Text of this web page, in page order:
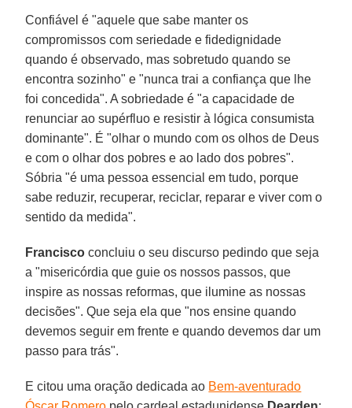
Confiável é "aquele que sabe manter os
compromissos com seriedade e fidedignidade
quando é observado, mas sobretudo quando se
encontra sozinho" e "nunca trai a confiança que lhe
foi concedida". A sobriedade é "a capacidade de
renunciar ao supérfluo e resistir à lógica consumista
dominante". É "olhar o mundo com os olhos de Deus
e com o olhar dos pobres e ao lado dos pobres".
Sóbria "é uma pessoa essencial em tudo, porque
sabe reduzir, recuperar, reciclar, reparar e viver com o
sentido da medida".
Francisco concluiu o seu discurso pedindo que seja
a "misericórdia que guie os nossos passos, que
inspire as nossas reformas, que ilumine as nossas
decisões". Que seja ela que "nos ensine quando
devemos seguir em frente e quando devemos dar um
passo para trás".
E citou uma oração dedicada ao Bem-aventurado